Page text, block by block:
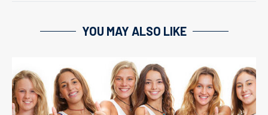
YOU MAY ALSO LIKE